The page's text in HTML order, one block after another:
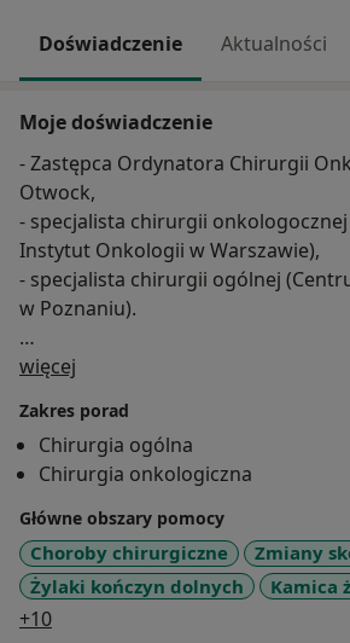
Doświadczenie Aktualności
Moje doświadczenie
- Zastępca Ordynatora Chirurgii
Otwock,
- specjalista chirurgii onkologocznej (Narodowy
Instytut Onkologii w Warszawie),
- specjalista chirurgii ogólnej
w Poznaniu).
W czym mogę pomóc:
operacje metodą robotyczną,
otwartą,
- chirurgia raka piersi
implantami),
- nowotwory tarczycy,
- operacje z zakresu chirurgii
pęcherzyk żółciowy, torbiele
- zabiegi flebologiczne - leczenie
więcej
Zakres porad
Chirurgia ogólna
Chirurgia onkologiczna
Główne obszary pomocy
Choroby chirurgiczne
Zmiany
Żylaki kończyn dolnych
Kamica
+10a11y_sr_more_diseases